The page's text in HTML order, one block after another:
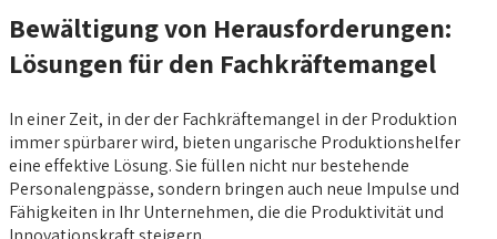
Bewältigung von Herausforderungen:
Lösungen für den Fachkräftemangel
In einer Zeit, in der der Fachkräftemangel in der Produktion
immer spürbarer wird, bieten ungarische Produktionshelfer
eine effektive Lösung. Sie füllen nicht nur bestehende
Personalengpässe, sondern bringen auch neue Impulse und
Fähigkeiten in Ihr Unternehmen, die die Produktivität und